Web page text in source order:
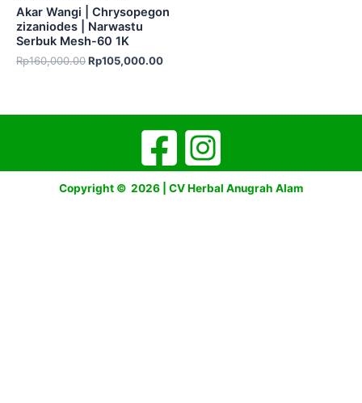
Akar Wangi | Chrysopegon
zizaniodes | Narwastu
Serbuk Mesh-60 1K
Rp160,000.00Rp105,000.00
Copyright © 2026 | CV Herbal Anugrah Alam